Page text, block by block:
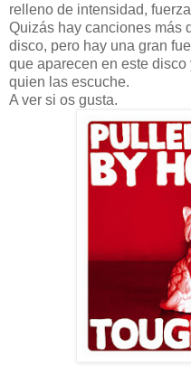
relleno de intensidad,
Quizás hay canciones más
disco, pero hay una gran
que aparecen en este
quien las escuche.
A ver si os gusta.